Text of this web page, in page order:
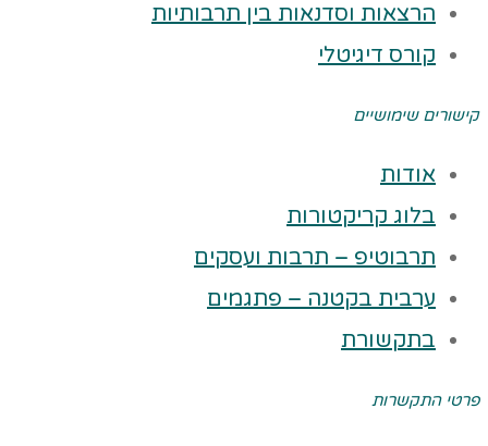
הרצאות וסדנאות בין תרבותיות
קורס דיגיטלי
קישורים שימושיים
אודות
בלוג קריקטורות
תרבוטיפ – תרבות ועסקים
ערבית בקטנה – פתגמים
בתקשורת
פרטי התקשרות